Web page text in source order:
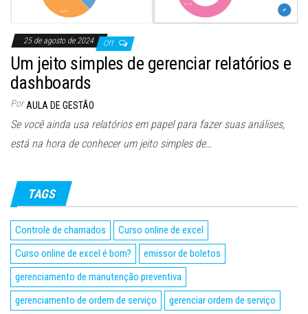
25 de agosto de 2024 Off
Um jeito simples de gerenciar relatórios e
dashboards
Por AULA DE GESTÃO
Se você ainda usa relatórios em papel para fazer suas análises,
está na hora de conhecer um jeito simples de…
TAGS
Controle de chamados
Curso online de excel
Curso online de excel é bom?
emissor de boletos
gerenciamento de manutenção preventiva
gerenciamento de ordem de serviço
gerenciar ordem de serviço